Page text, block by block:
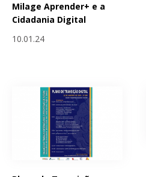
Milage Aprender+ e a
Cidadania Digital
10.01.24